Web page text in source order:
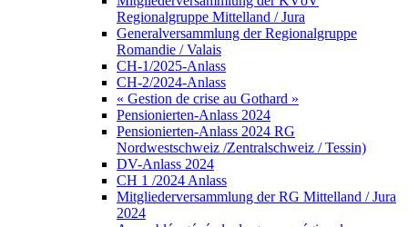
Regionalgruppe Mittelland / Jura
Generalversammlung der Regionalgruppe
Romandie / Valais
CH-1/2025-Anlass
CH-2/2024-Anlass
« Gestion de crise au Gothard »
Pensionierten-Anlass 2024
Pensionierten-Anlass 2024 RG
Nordwestschweiz /Zentralschweiz / Tessin)
DV-Anlass 2024
CH 1 /2024 Anlass
Mitgliederversammlung der RG Mittelland / Jura
2024